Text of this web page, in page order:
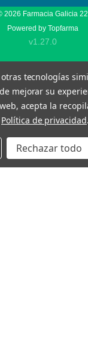
2026 Farmacia Galicia 22
Powered by Topfarma
v1.27.0
tecnologías
mejorar su
acepta la
Política de privacidad.
Rechazar todo